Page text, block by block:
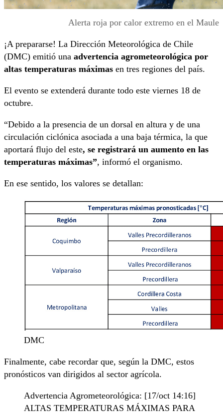
Alerta roja por calor extremo en el Maule
¡A prepararse! La Dirección Meteorológica de Chile
(DMC) emitió una advertencia agrometeorológica por
altas temperaturas máximas en tres regiones del país.
El evento se extenderá durante todo este viernes 18 de
octubre.
“Debido a la presencia de un dorsal en altura y de una
circulación ciclónica asociada a una baja térmica, la que
aportará flujo del este, se registrará un aumento en las
temperaturas máximas”, informó el organismo.
En ese sentido, los valores se detallan:
DMC
Finalmente, cabe recordar que, según la DMC, estos
pronósticos van dirigidos al sector agrícola.
Advertencia Agrometeorológica: [17/oct 14:16]
ALTAS TEMPERATURAS MÁXIMAS PARA